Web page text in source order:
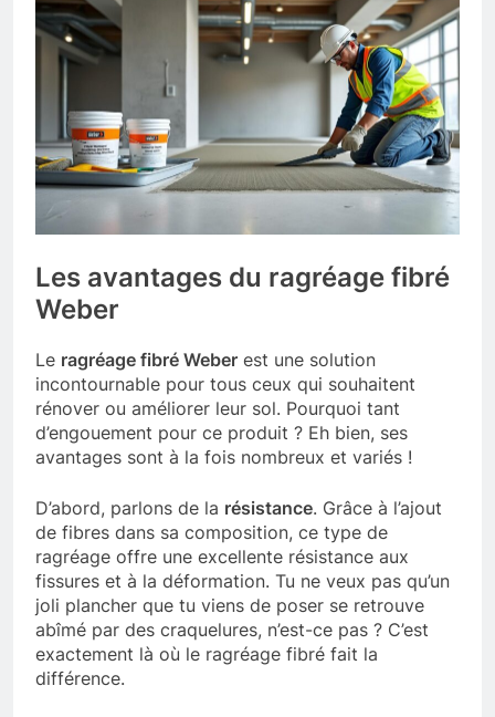
Les avantages du ragréage fibré
Weber
Le ragréage fibré Weber est une solution
incontournable pour tous ceux qui souhaitent
rénover ou améliorer leur sol. Pourquoi tant
d’engouement pour ce produit ? Eh bien, ses
avantages sont à la fois nombreux et variés !
D’abord, parlons de la résistance. Grâce à l’ajout
de fibres dans sa composition, ce type de
ragréage offre une excellente résistance aux
fissures et à la déformation. Tu ne veux pas qu’un
joli plancher que tu viens de poser se retrouve
abîmé par des craquelures, n’est-ce pas ? C’est
exactement là où le ragréage fibré fait la
différence.